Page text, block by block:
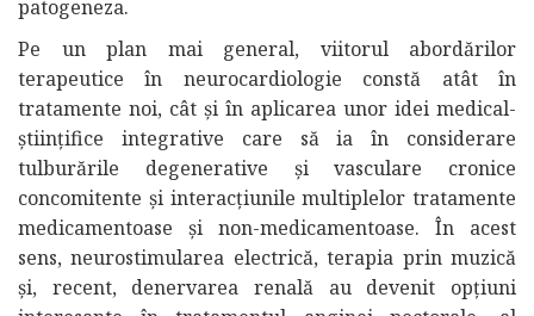
patogeneza.
Pe un plan mai general, viitorul abordărilor
terapeutice în neurocardiologie constă atât în
tratamente noi, cât și în aplicarea unor idei medical-
științifice integrative care să ia în considerare
tulburările degenerative și vasculare cronice
concomitente și interacțiunile multiplelor tratamente
medicamentoase și non-medicamentoase. În acest
sens, neurostimularea electrică, terapia prin muzică
și, recent, denervarea renală au devenit opțiuni